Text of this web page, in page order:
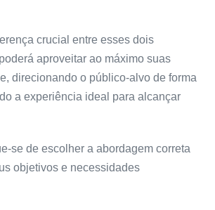
crucial entre esses dois
aproveitar ao máximo suas
direcionando o público-alvo de forma
a experiência ideal para alcançar
se de escolher a abordagem correta
objetivos e necessidades